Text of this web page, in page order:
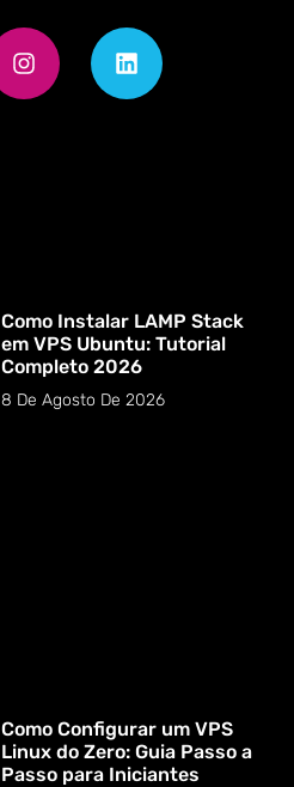
Como Instalar LAMP Stack
em VPS Ubuntu: Tutorial
Completo 2026
8 De Agosto De 2026
Como Configurar um VPS
Linux do Zero: Guia Passo a
Passo para Iniciantes